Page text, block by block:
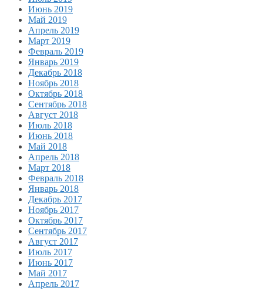
Июнь 2019
Май 2019
Апрель 2019
Март 2019
Февраль 2019
Январь 2019
Декабрь 2018
Ноябрь 2018
Октябрь 2018
Сентябрь 2018
Август 2018
Июль 2018
Июнь 2018
Май 2018
Апрель 2018
Март 2018
Февраль 2018
Январь 2018
Декабрь 2017
Ноябрь 2017
Октябрь 2017
Сентябрь 2017
Август 2017
Июль 2017
Июнь 2017
Май 2017
Апрель 2017